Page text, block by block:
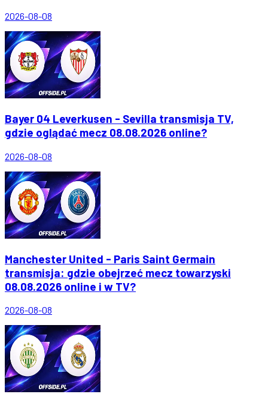
2026-08-08
Bayer 04 Leverkusen - Sevilla transmisja TV,
gdzie oglądać mecz 08.08.2026 online?
2026-08-08
Manchester United - Paris Saint Germain
transmisja: gdzie obejrzeć mecz towarzyski
08.08.2026 online i w TV?
2026-08-08